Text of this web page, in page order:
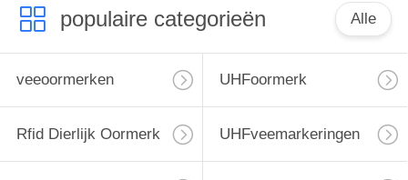
populaire categorieën Alle
veeoormerken UHFoormerk
Rfid Dierlijk Oormerk UHFveemarkeringen